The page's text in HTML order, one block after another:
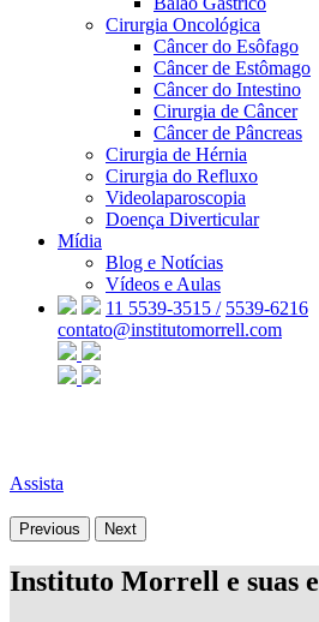
Cirurgia Oncológica
Câncer do Esôfago
Câncer de Estômago
Câncer do Intestino
Cirurgia de Câncer
Câncer de Pâncreas
Cirurgia de Hérnia
Cirurgia do Refluxo
Videolaparoscopia
Doença Diverticular
Mídia
Blog e Notícias
Vídeos e Aulas
11 5539-3515 / 5539-6216
contato@institutomorrell.com
Assista
Previous Next
Instituto Morrell e suas